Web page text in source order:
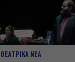
ΘΕΑΤΡΙΚΑ ΝΕΑ